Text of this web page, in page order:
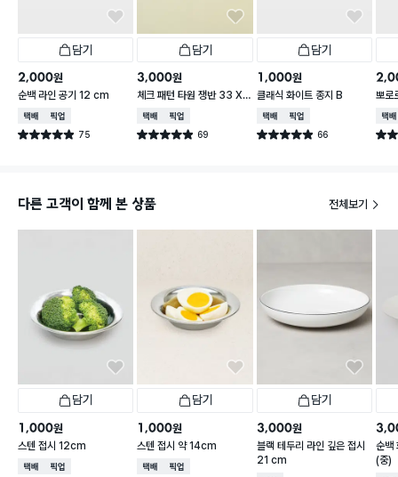
담기
2,000원
순백 라인 공기 12 cm
택배배송매장픽업
별점 4.9점 75
건 작성
담기
3,000원
체크 패턴 타원 쟁반 33 X
21 cm
택배배송매장픽업
별점 4.9점 69
건 작성
담기
1,000원
클래식 화이트 종지 B
택배배송매장픽업
별점 4.9점 66
건 작성
뽀로
cm
택배
별점
다른 고객이 함께 본 상품 전체보기
담기
1,000원
스텐 접시 12cm
택배배송매장픽업
담기
1,000원
스텐 접시 약 14cm
택배배송매장픽업
담기
3,000원
블랙 테두리 라인 깊은 접시
21 cm
순백
(중)